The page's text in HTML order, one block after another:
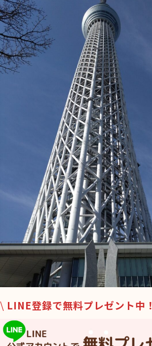
\ LINE登録で無料プレゼント中！